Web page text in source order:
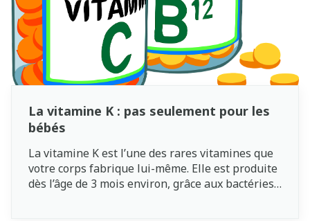
La vitamine K : pas seulement pour les
bébés
La vitamine K est l’une des rares vitamines que
votre corps fabrique lui-même. Elle est produite
dès l’âge de 3 mois environ, grâce aux bactéries